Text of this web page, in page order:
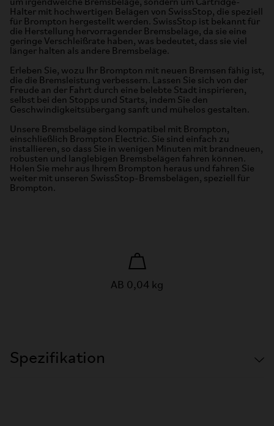
um irgendwelche Bremsbeläge, sondern um Cartridge-
Halter mit hochwertigen Belägen von SwissStop, die speziell
für Brompton hergestellt werden. SwissStop ist bekannt für
die Herstellung hervorragender Bremsbeläge, da sie eine
geringe Verschleißrate haben, was bedeutet, dass sie viel
länger halten als andere Bremsbeläge.
Erleben Sie, wozu Ihr Brompton mit neuen Bremsen fähig ist,
die die Bremsleistung verbessern. Lassen Sie sich von der
Freude an der Fahrt durch eine belebte Stadt inspirieren,
selbst bei den Stopps und Starts, indem Sie den
Geschwindigkeitsübergang sanft und mühelos gestalten.
Unsere Bremsbeläge sind kompatibel mit Brompton,
einschließlich Brompton Electric. Sie sind einfach zu
installieren, so dass Sie in wenigen Minuten mit brandneuen,
robusten und langlebigen Bremsbelägen fahren können.
Holen Sie mehr aus Ihrem Brompton heraus und fahren Sie
weiter mit unseren SwissStop-Bremsbelägen, speziell für
Brompton.
AB 0,04 kg
Spezifikation